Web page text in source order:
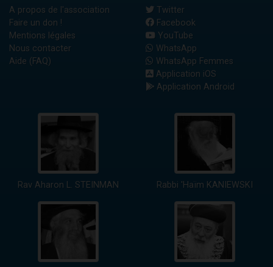
A propos de l'association
Faire un don !
Mentions légales
Nous contacter
Aide (FAQ)
Twitter
Facebook
YouTube
WhatsApp
WhatsApp Femmes
Application iOS
Application Android
Rav Aharon L. STEINMAN Rabbi 'Haïm KANIEWSKI